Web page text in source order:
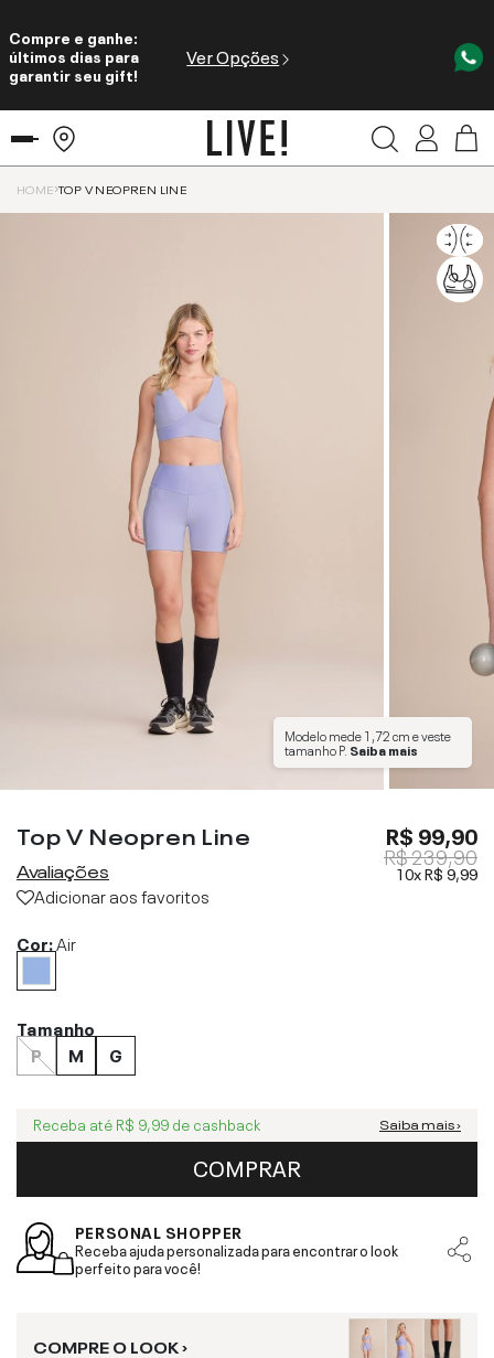
Compre e ganhe:
últimos dias para
garantir seu gift!
Ver Opções
HOME TOP V NEOPREN LINE
Modelo mede1,72 cme veste
tamanhoP. Saiba mais
Top V Neopren Line
Avaliações
Adicionar aos favoritos
R$ 99,90
R$ 239,90
10xR$ 9,99
Cor:Air
Tamanho
P
M G
Receba até R$ 9,99 de cashback Saiba mais ›
COMPRAR
PERSONAL SHOPPER
Receba ajuda personalizada para encontrar o look
perfeito para você!
COMPRE O LOOK ›